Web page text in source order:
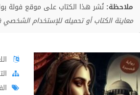
ملاحظة: نُشر هذا الكتاب على موقع فولة
معاينة الكتاب أو تحميله للإستخدام